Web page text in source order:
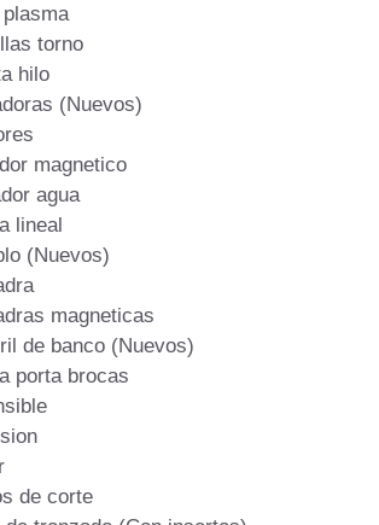
torno
hilo
(Nuevos)
magnetico
agua
lineal
(Nuevos)
magneticas
de banco (Nuevos)
porta brocas
de corte